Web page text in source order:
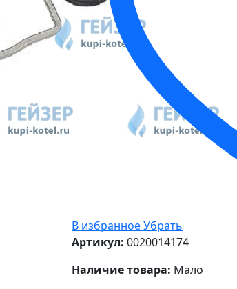
В избранноеУбрать
Артикул: 0020014174
Наличие товара: Мало